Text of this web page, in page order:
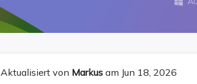
Weitere
Exchange Recovery
EDB-Datei

Aktualisiert von Markus am Jun 18, 2026